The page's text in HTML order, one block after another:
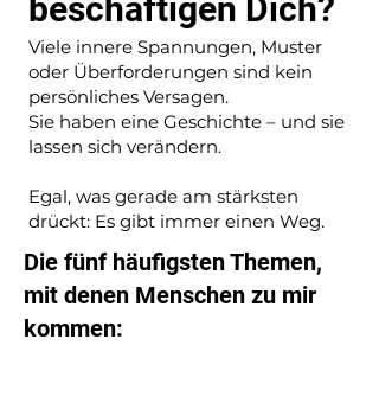
beschäftigen Dich?
Viele innere Spannungen, Muster
oder Überforderungen sind kein
persönliches Versagen.
Sie haben eine Geschichte – und sie
lassen sich verändern.
Egal, was gerade am stärksten
drückt: Es gibt immer einen Weg.
Die fünf häufigsten Themen,
mit denen Menschen zu mir
kommen: